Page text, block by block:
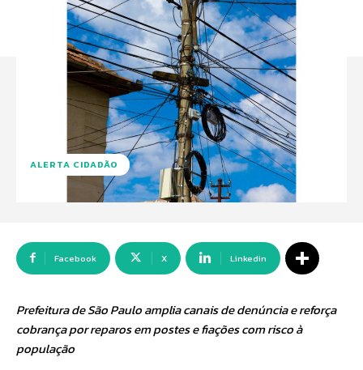
ALERTA CIDADÃO
Facebook X Linkedin
Prefeitura de São Paulo amplia canais de denúncia e reforça
cobrança por reparos em postes e fiações com risco à
população